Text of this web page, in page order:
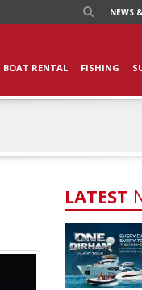
NEWS
BOAT RENTAL FISHING
LATEST